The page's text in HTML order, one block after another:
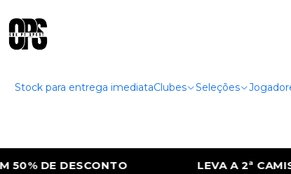
Stock para entrega imediataClubes Seleções
DE DESCONTO LEVA A 2ª